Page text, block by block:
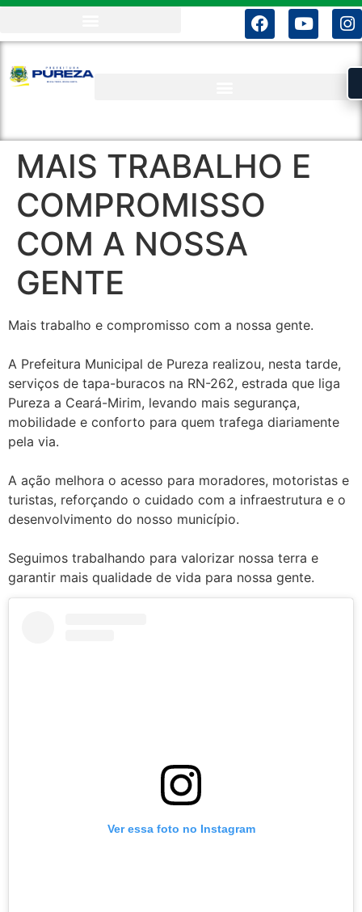
MAIS TRABALHO E
COMPROMISSO
COM A NOSSA
GENTE
Mais trabalho e compromisso com a nossa gente.
A Prefeitura Municipal de Pureza realizou, nesta tarde,
serviços de tapa-buracos na RN-262, estrada que liga
Pureza a Ceará-Mirim, levando mais segurança,
mobilidade e conforto para quem trafega diariamente
pela via.
A ação melhora o acesso para moradores, motoristas e
turistas, reforçando o cuidado com a infraestrutura e o
desenvolvimento do nosso município.
Seguimos trabalhando para valorizar nossa terra e
garantir mais qualidade de vida para nossa gente.
Ver essa foto no Instagram